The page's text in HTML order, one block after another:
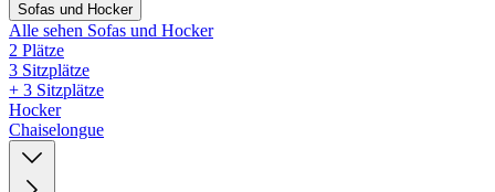
Sofas und Hocker
Alle sehen Sofas und Hocker
2 Plätze
3 Sitzplätze
+ 3 Sitzplätze
Hocker
Chaiselongue